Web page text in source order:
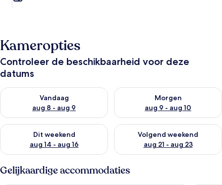
Kameropties
Controleer de beschikbaarheid voor deze
datums
Vandaag
aug 8 - aug 9
De beschikbaarheid controleren voor vanavond aug 8 - aug 9
Morgen
aug 9 - aug 10
De beschikbaarheid
Dit weekend
aug 14 - aug 16
De beschikbaarheid controleren voor dit weekend aug 14 -
Volgend weekend
aug 21 - aug 23
De beschikbaarheid
Gelijkaardige accommodaties